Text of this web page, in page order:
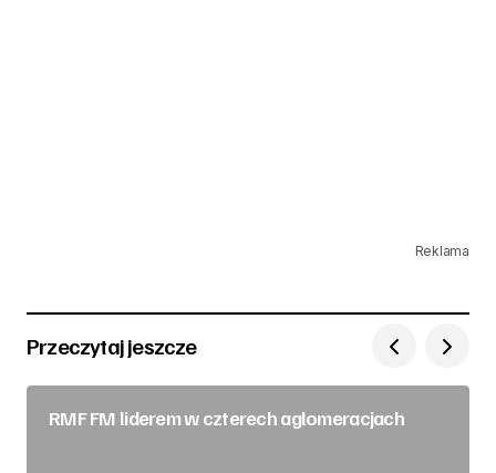
Reklama
Przeczytaj jeszcze
RMF FM liderem w czterech aglomeracjach